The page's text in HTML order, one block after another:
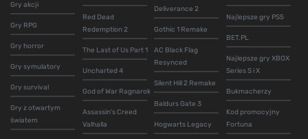
Gry akcji
Gry RPG
Gry horror
Gry symulatory
Gry survival
Gry z otwartym
światem
Red Dead
Redemption 2
The Last of Us Part 1
Uncharted 4
God of War Ragnarok
Assassin's Creed
Valhalla
Deliverance 2
Gothic 1 Remake
AC Black Flag
Resynced
Silent Hill 2 Remake
Baldurs Gate 3
Hogwarts Legacy
Najlepsze gry PS5
BET.PL
Najlepsze gry XBOX
Series S i X
Bukmacherzy
Kod promocyjny
Fortuna